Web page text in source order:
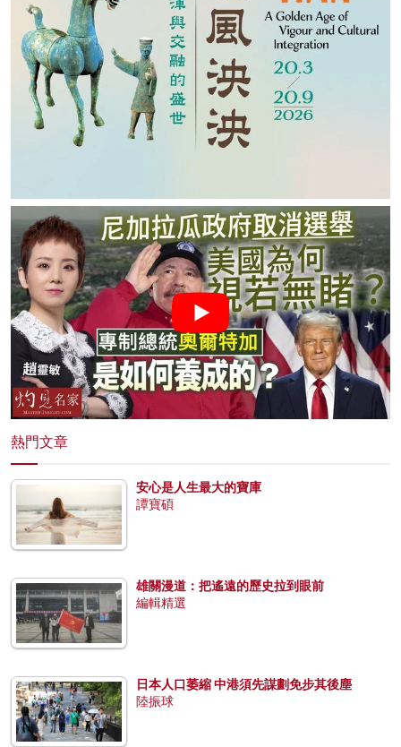
熱門文章
安心是人生最大的寶庫
譚寶碩
雄關漫道：把遙遠的歷史拉到眼前
編輯精選
日本人口萎縮 中港須先謀劃免步其後塵
陸振球